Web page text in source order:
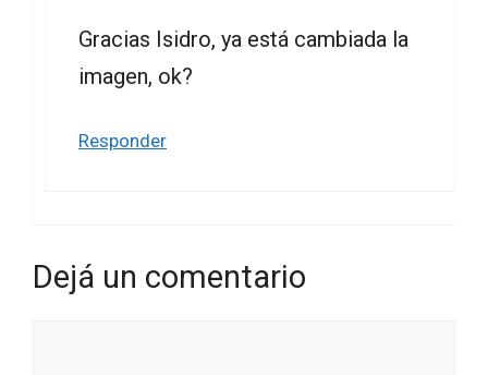
Gracias Isidro, ya está cambiada la
imagen, ok?
Responder
Dejá un comentario